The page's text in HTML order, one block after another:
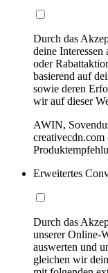
Durch das
deine Interessen
oder
basierend auf
sowie deren
wir auf dieser
AWIN,
Erweitertes
Durch das
unserer Online-
auswerten und
gleichen wir